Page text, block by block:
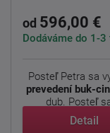
od 596,00 €
Dodáváme do 1-3
Posteľ Petra sa
prevedení buk-
dub. Posteľ
Detail